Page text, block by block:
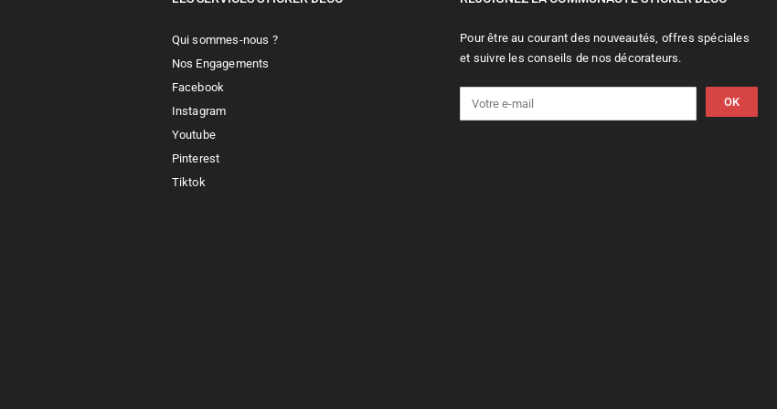
Qui sommes-nous ?
Nos Engagements
Facebook
Instagram
Youtube
Pinterest
Tiktok
Pour être au courant des nouveautés, offres spéciales
et suivre les conseils de nos décorateurs.
OK